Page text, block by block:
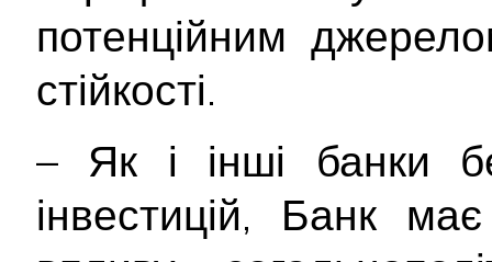
потенційним
стійкості.
– Як і інші банки
інвестицій, Банк